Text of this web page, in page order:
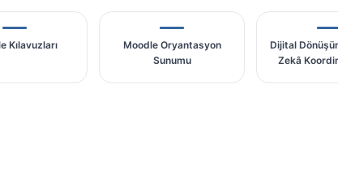
Kılavuzları
Moodle Oryantasyon
Sunumu
Dijital
Zekâ